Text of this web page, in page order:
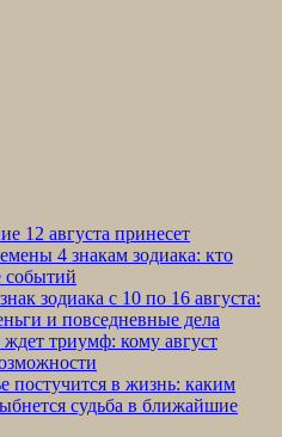
12 августа принесет
4 знакам зодиака: кто
событий
зодиака с 10 по 16 августа:
и повседневные дела
ждет триумф: кому август
постучится в жизнь: каким
судьба в ближайшие